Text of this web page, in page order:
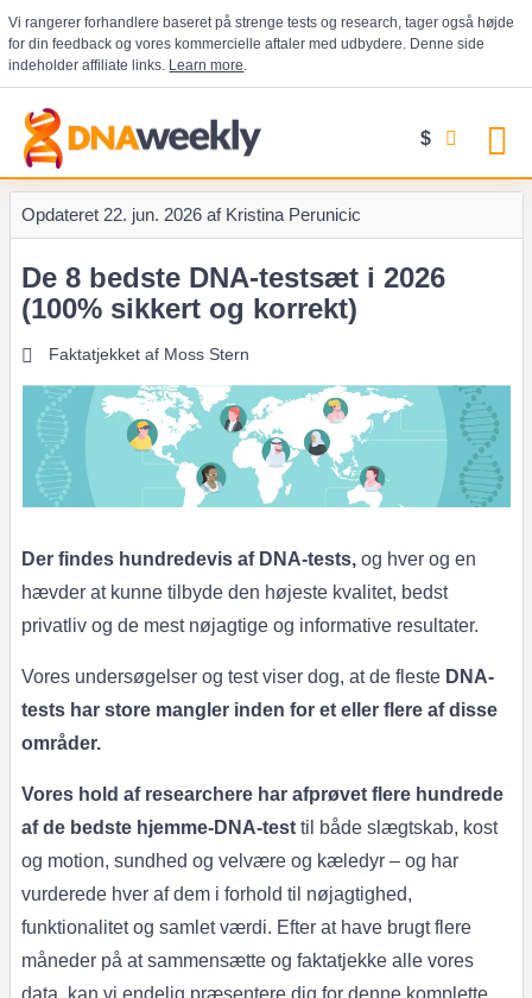
Vi rangerer forhandlere baseret på strenge tests og research, tager også højde
for din feedback og vores kommercielle aftaler med udbydere. Denne side
indeholder affiliate links. Learn more.
$
Opdateret 22. jun. 2026 af Kristina Perunicic
De 8 bedste DNA-testsæt i 2026
(100% sikkert og korrekt)
Faktatjekket af Moss Stern
Der findes hundredevis af DNA-tests, og hver og en
hævder at kunne tilbyde den højeste kvalitet, bedst
privatliv og de mest nøjagtige og informative resultater.
Vores undersøgelser og test viser dog, at de fleste DNA-
tests har store mangler inden for et eller flere af disse
områder.
Vores hold af researchere har afprøvet flere hundrede
af de bedste hjemme-DNA-testtil både slægtskab, kost
og motion, sundhed og velvære og kæledyr – og har
vurderede hver af dem i forhold til nøjagtighed,
funktionalitet og samlet værdi. Efter at have brugt flere
måneder på at sammensætte og faktatjekke alle vores